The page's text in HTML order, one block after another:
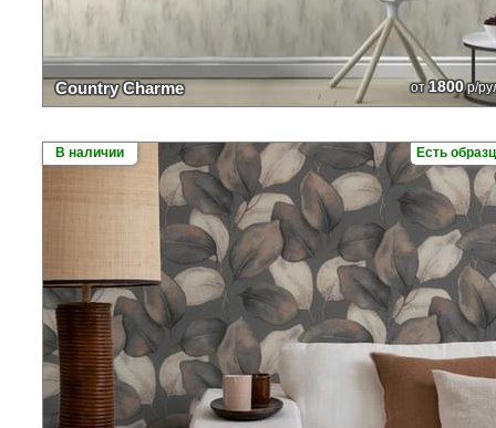
Country Charme от1800р/
Есть
В наличии